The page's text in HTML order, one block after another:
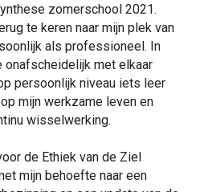
zomerschool 2021.
te keren naar mijn plek van
als professioneel. In
met elkaar
persoonlijk niveau iets leer
mijn werkzame leven en
wisselwerking.
de Ethiek van de Ziel
mijn behoefte naar een